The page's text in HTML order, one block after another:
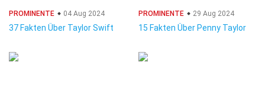
PROMINENTE 04 Aug 2024
37 Fakten Über Taylor Swift
PROMINENTE 29 Aug 2024
15 Fakten Über Penny Taylor